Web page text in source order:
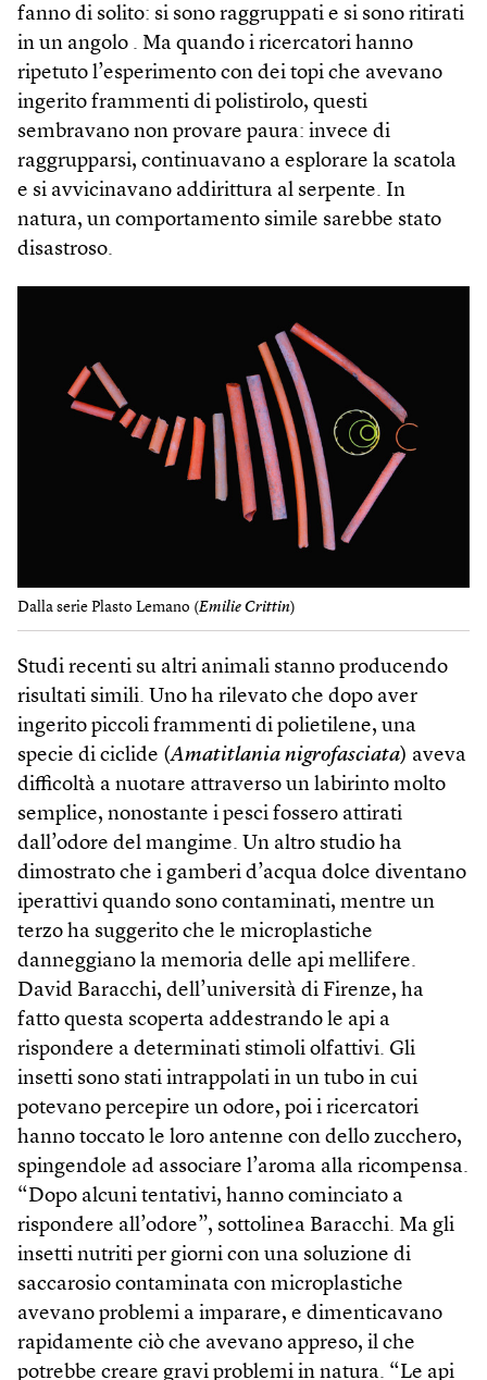
fanno di solito: si sono raggruppati e si sono ritirati
in un angolo . Ma quando i ricercatori hanno
ripetuto l’esperimento con dei topi che avevano
ingerito frammenti di polistirolo, questi
sembravano non provare paura: invece di
raggrupparsi, continuavano a esplorare la scatola
e si avvicinavano addirittura al serpente. In
natura, un comportamento simile sarebbe stato
disastroso.
Dalla serie Plasto Lemano (Emilie Crittin)
Studi recenti su altri animali stanno producendo
risultati simili. Uno ha rilevato che dopo aver
ingerito piccoli frammenti di polietilene, una
specie di ciclide (Amatitlania nigrofasciata) aveva
difficoltà a nuotare attraverso un labirinto molto
semplice, nonostante i pesci fossero attirati
dall’odore del mangime. Un altro studio ha
dimostrato che i gamberi d’acqua dolce diventano
iperattivi quando sono contaminati, mentre un
terzo ha suggerito che le microplastiche
danneggiano la memoria delle api mellifere.
David Baracchi, dell’università di Firenze, ha
fatto questa scoperta addestrando le api a
rispondere a determinati stimoli olfattivi. Gli
insetti sono stati intrappolati in un tubo in cui
potevano percepire un odore, poi i ricercatori
hanno toccato le loro antenne con dello zucchero,
spingendole ad associare l’aroma alla ricompensa.
“Dopo alcuni tentativi, hanno cominciato a
rispondere all’odore”, sottolinea Baracchi. Ma gli
insetti nutriti per giorni con una soluzione di
saccarosio contaminata con microplastiche
avevano problemi a imparare, e dimenticavano
rapidamente ciò che avevano appreso, il che
potrebbe creare gravi problemi in natura. “Le api